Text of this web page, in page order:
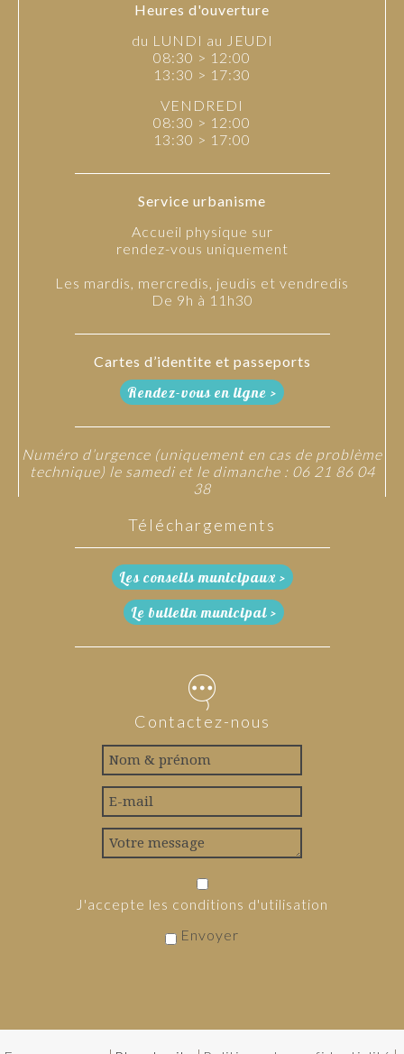
Heures d'ouverture
du LUNDI au JEUDI
08:30 > 12:00
13:30 > 17:30
VENDREDI
08:30 > 12:00
13:30 > 17:00
Service urbanisme
Accueil physique sur
rendez-vous uniquement
Les mardis, mercredis, jeudis et vendredis
De 9h à 11h30
Cartes d’identite et passeports
Rendez-vous en ligne >
Numéro d’urgence (uniquement en cas de problème
technique) le samedi et le dimanche : 06 21 86 04
38
Téléchargements
Les conseils municipaux >
Le bulletin municipal >
Contactez-nous
J'accepte les conditions d'utilisation
Envoyer